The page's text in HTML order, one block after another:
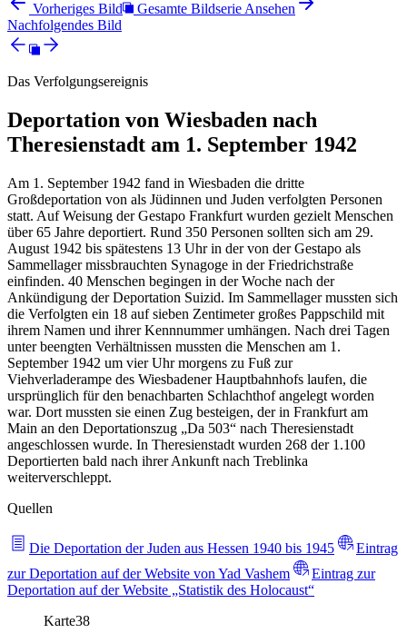
Vorheriges Bild
Gesamte Bildserie Ansehen
Nachfolgendes Bild
Das Verfolgungsereignis
Deportation von Wiesbaden nach
Theresienstadt am 1. September 1942
Am 1. September 1942 fand in Wiesbaden die dritte
Großdeportation von als Jüdinnen und Juden verfolgten Personen
statt. Auf Weisung der Gestapo Frankfurt wurden gezielt Menschen
über 65 Jahre deportiert. Rund 350 Personen sollten sich am 29.
August 1942 bis spätestens 13 Uhr in der von der Gestapo als
Sammellager missbrauchten Synagoge in der Friedrichstraße
einfinden. 40 Menschen begingen in der Woche nach der
Ankündigung der Deportation Suizid. Im Sammellager mussten sich
die Verfolgten ein 18 auf sieben Zentimeter großes Pappschild mit
ihrem Namen und ihrer Kennnummer umhängen. Nach drei Tagen
unter beengten Verhältnissen mussten die Menschen am 1.
September 1942 um vier Uhr morgens zu Fuß zur
Viehverladerampe des Wiesbadener Hauptbahnhofs laufen, die
ursprünglich für den benachbarten Schlachthof angelegt worden
war. Dort mussten sie einen Zug besteigen, der in Frankfurt am
Main an den Deportationszug „Da 503“ nach Theresienstadt
angeschlossen wurde. In Theresienstadt wurden 268 der 1.100
Deportierten bald nach ihrer Ankunft nach Treblinka
weiterverschleppt.
Quellen
Die Deportation der Juden aus Hessen 1940 bis 1945
Eintrag
zur Deportation auf der Website von Yad Vashem
Eintrag zur
Deportation auf der Website „Statistik des Holocaust“
Karte38